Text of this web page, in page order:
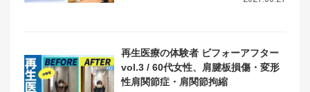
再生医療の体験者 ビフォーアフター
vol.3 / 60代女性、肩腱板損傷・変形
性肩関節症・肩関節拘縮